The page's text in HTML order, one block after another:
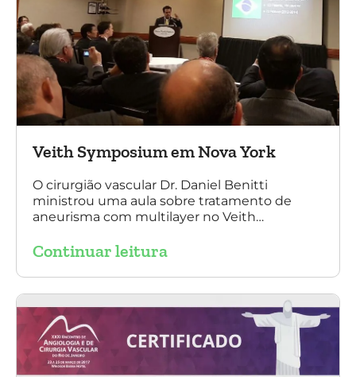
Veith Symposium em Nova York
O cirurgião vascular Dr. Daniel Benitti
ministrou uma aula sobre tratamento de
aneurisma com multilayer no Veith
Continuar leitura